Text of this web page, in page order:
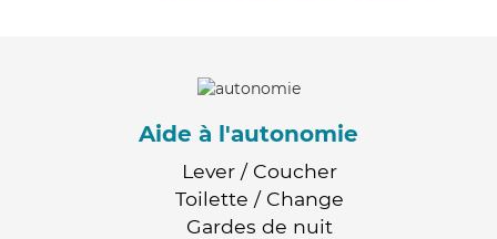
Aide à l'autonomie
Lever / Coucher
Toilette / Change
Gardes de nuit